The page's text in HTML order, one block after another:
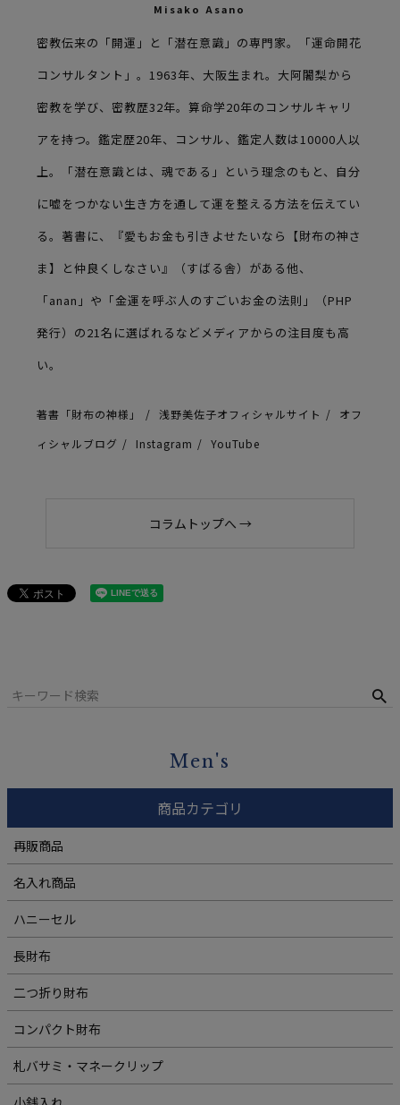
Men's
商品カテゴリ
再販商品
名入れ商品
ハニーセル
長財布
二つ折り財布
コンパクト財布
札バサミ・マネークリップ
Misako Asano
密教伝来の「開運」と「潜在意識」の専門家。「運命開花
コンサルタント」。1963年、大阪生まれ。大阿闍梨から
密教を学び、密教歴32年。算命学20年のコンサルキャリ
アを持つ。鑑定歴20年、コンサル、鑑定人数は10000人以
上。「潜在意識とは、魂である」という理念のもと、自分
に嘘をつかない生き方を通して運を整える方法を伝えてい
る。著書に、『愛もお金も引きよせたいなら【財布の神さ
ま】と仲良くしなさい』（すばる舎）がある他、
「anan」や「金運を呼ぶ人のすごいお金の法則」（PHP
発行）の21名に選ばれるなどメディアからの注目度も高
い。
著書「財布の神様」 浅野美佐子オフィシャルサイト
オフ
ィシャルブログ
Instagram YouTube
コラムトップへ →